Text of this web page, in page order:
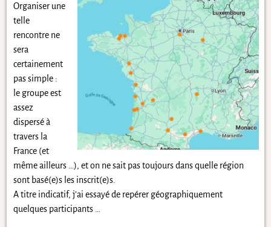
Organiser une
telle
rencontre ne
sera
certainement
pas simple :
le groupe est
assez
dispersé à
travers la
France (et
même ailleurs …), et on ne sait pas toujours dans quelle région
sont basé(e)s les inscrit(e)s.
A titre indicatif, j’ai essayé de repérer géographiquement
quelques participants …